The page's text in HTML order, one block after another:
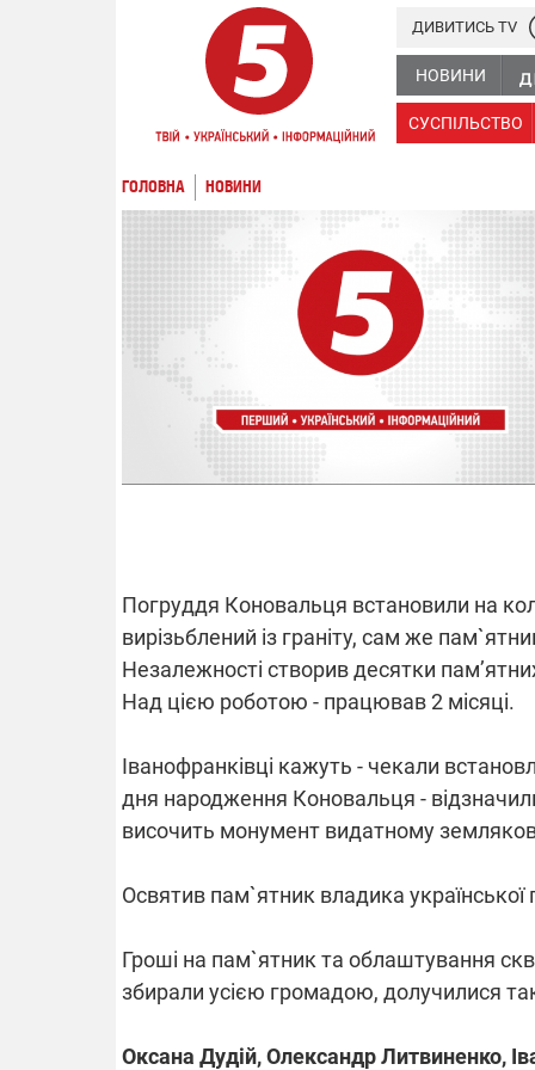
НОВИНИ
СУСПІЛЬСТВО
ДИВИТИСЬ TV
ГОЛОВНА НОВИНИ
Погруддя Коновальця встановили на
вирізьблений із граніту, сам же
Незалежності створив десятки
Над цією роботою - працював 2 місяці.
Іванофранківці кажуть - чекали
дня народження Коновальця -
височить монумент видатному
Освятив пам`ятник владика
Гроші на пам`ятник та облаштування
збирали усією громадою, долучилися
Оксана Дудій, Олександр Литвиненко,
Частина
Готуйте
графіки
08.09.2025
Підтримай
виграй